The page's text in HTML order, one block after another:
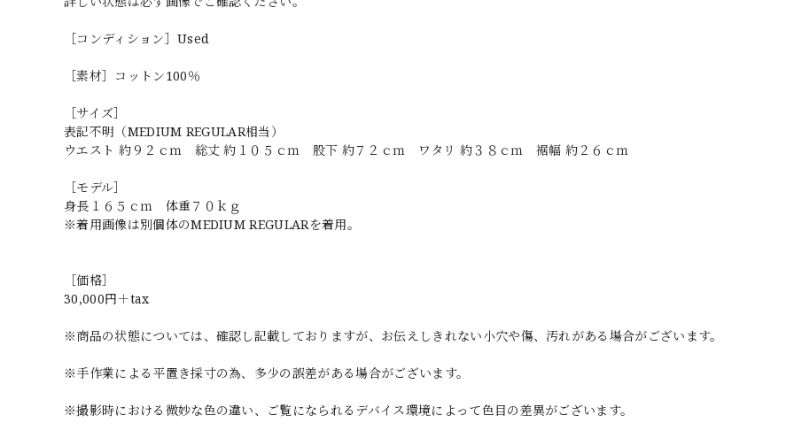
［コンディション］Used
［素材］コットン100％
［サイズ］
表記不明（MEDIUM REGULAR相当）
ウエスト 約９２ｃｍ 総丈 約１０５ｃｍ 股下 約７２ｃｍ ワタリ 約３８ｃｍ 裾幅 約２６ｃｍ
［モデル］
身長１６５ｃｍ 体重７０ｋｇ
※着用画像は別個体のMEDIUM REGULARを着用。
［価格］
30,000円＋tax
※商品の状態については、確認し記載しておりますが、お伝えしきれない小穴や傷、汚れがある場合がございます。
※手作業による平置き採寸の為、多少の誤差がある場合がございます。
※撮影時における微妙な色の違い、ご覧になられるデバイス環境によって色目の差異がございます。